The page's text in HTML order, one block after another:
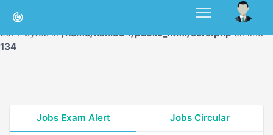
Warning
: unserialize(): Extra data starting at offset 2035 of
2077 bytes in/home/nahid34/public_html/core.phpon line
134
Jobs Exam Alert Jobs Circular